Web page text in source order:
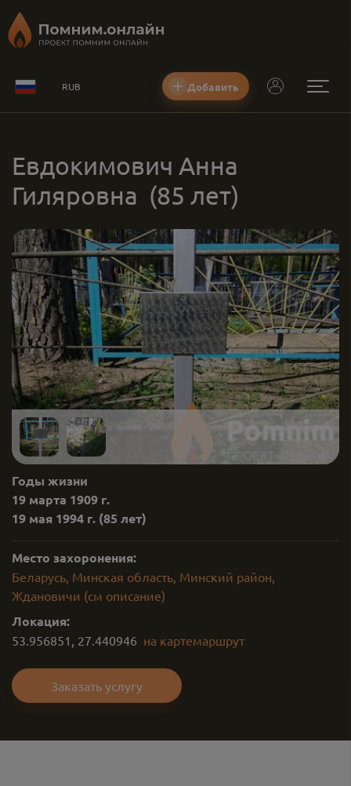
RUB Добавить
Евдокимович Анна
Гиляровна (85 лет)
Годы жизни
19 марта 1909 г.
19 мая 1994 г. (85 лет)
Место захоронения:
Беларусь, Минская область, Минский район,
Ждановичи (см описание)
Локация:
53.956851 , 27.440946 на картемаршрут
Заказать услугу